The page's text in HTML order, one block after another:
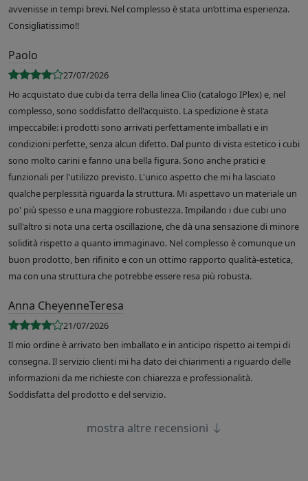
avvenisse in tempi brevi. Nel complesso è stata un’ottima esperienza.
Consigliatissimo!!
Paolo
27/07/2026
Ho acquistato due cubi da terra della linea Clio (catalogo IPlex) e, nel
complesso, sono soddisfatto dell'acquisto. La spedizione è stata
impeccabile: i prodotti sono arrivati perfettamente imballati e in
condizioni perfette, senza alcun difetto. Dal punto di vista estetico i cubi
sono molto carini e fanno una bella figura. Sono anche pratici e
funzionali per l'utilizzo previsto. L'unico aspetto che mi ha lasciato
qualche perplessità riguarda la struttura. Mi aspettavo un materiale un
po' più spesso e una maggiore robustezza. Impilando i due cubi uno
sull'altro si nota una certa oscillazione, che dà una sensazione di minore
solidità rispetto a quanto immaginavo. Nel complesso è comunque un
buon prodotto, ben rifinito e con un ottimo rapporto qualità-estetica,
ma con una struttura che potrebbe essere resa più robusta.
Anna CheyenneTeresa
21/07/2026
Il mio ordine è arrivato ben imballato e in anticipo rispetto ai tempi di
consegna. Il servizio clienti mi ha dato dei chiarimenti a riguardo delle
informazioni da me richieste con chiarezza e professionalità.
Soddisfatta del prodotto e del servizio.
mostra altre recensioni